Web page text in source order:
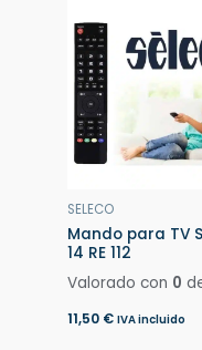
SELECO
Mando para TV
14 RE 112
Valorado con 0
11,50 € IVA incluido